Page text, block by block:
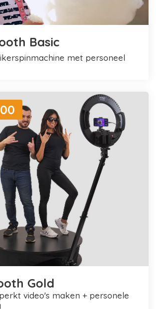
Basic
met personeel
Gold